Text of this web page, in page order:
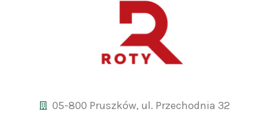
05-800 Pruszków, ul. Przechodnia 32